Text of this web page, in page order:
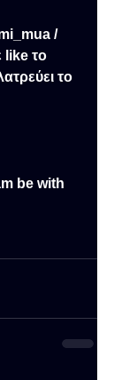
/
like το
το
be with